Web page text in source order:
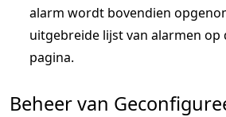
alarm wordt bovendien
uitgebreide lijst van alarmen op
pagina.
Beheer van